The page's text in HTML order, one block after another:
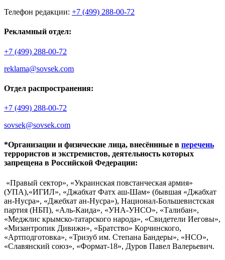
Телефон редакции: +7 (499) 288-00-72
Рекламный отдел:
+7 (499) 288-00-72
reklama@sovsek.com
Отдел распространения:
+7 (499) 288-00-72
sovsek@sovsek.com
*Организации и физические лица, внесённные в перечень
террористов и экстремистов, деятельность которых
запрещена в Российской Федерации:
«Правый сектор», «Украинская повстанческая армия»
(УПА),«ИГИЛ», «Джабхат Фатх аш-Шам» (бывшая «Джабхат
ан-Нусра», «Джебхат ан-Нусра»), Национал-Большевистская
партия (НБП), «Аль-Каида», «УНА-УНСО», «Талибан»,
«Меджлис крымско-татарского народа», «Свидетели Иеговы»,
«Мизантропик Дивижн», «Братство» Корчинского,
«Артподготовка», «Тризуб им. Степана Бандеры», «НСО»,
«Славянский союз», «Формат-18», Дуров Павел Валерьевич.